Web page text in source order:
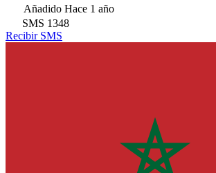
Añadido Hace 1 año
SMS 1348
Recibir SMS